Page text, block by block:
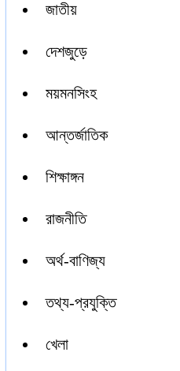
জাতীয়
দেশজুড়ে
ময়মনসিংহ
আন্তর্জাতিক
শিক্ষাঙ্গন
রাজনীতি
অর্থ-বাণিজ্য
তথ্য-প্রযুক্তি
খেলা